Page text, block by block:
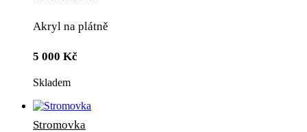
Akryl na plátně
5 000 Kč
Skladem
Stromovka